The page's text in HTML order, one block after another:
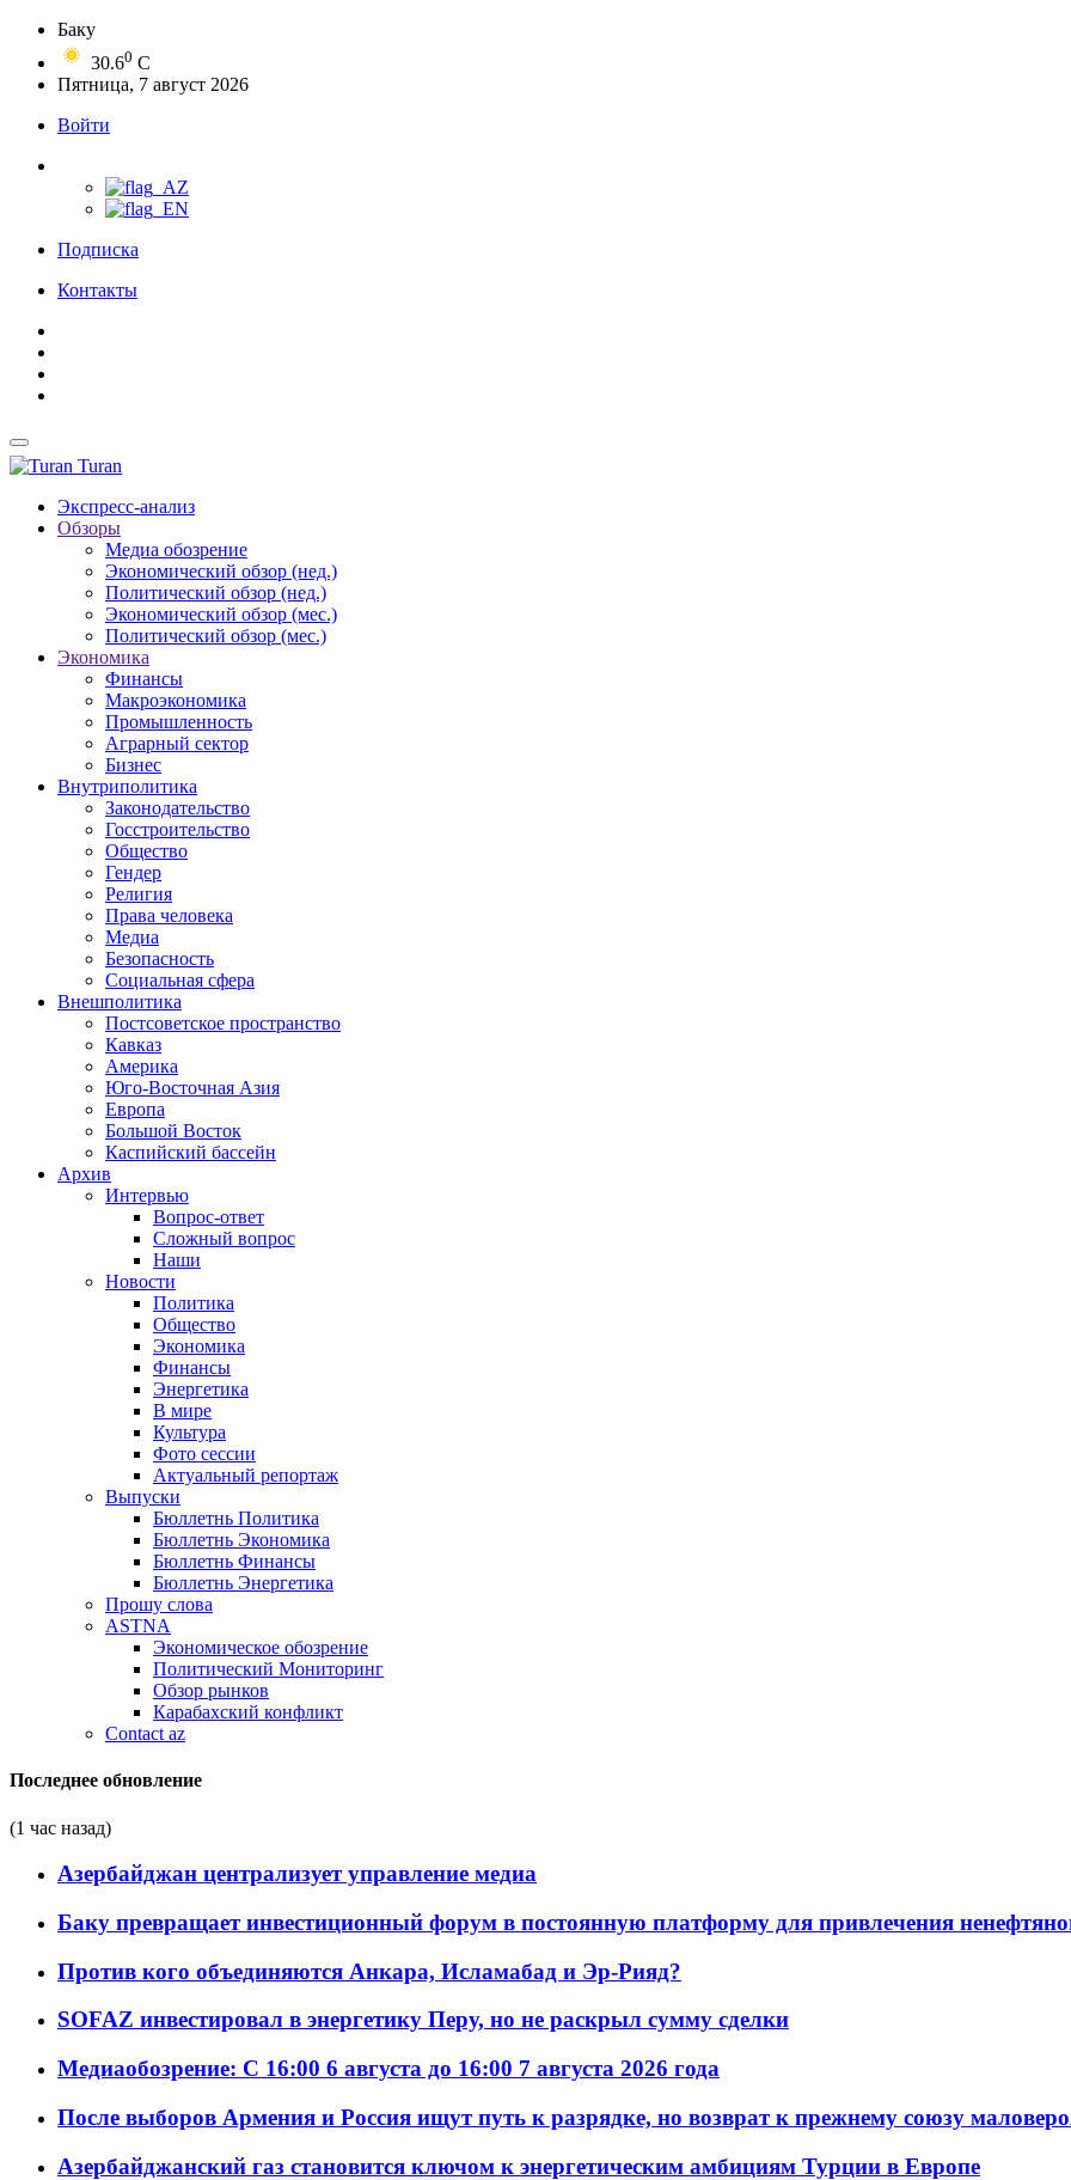
Баку
30.60 C
Пятница, 7 август 2026
Войти
Подписка
Контакты
Turan
Экспресс-анализ
Обзоры
Медиа обозрение
Экономический обзор (нед.)
Политический обзор (нед.)
Экономический обзор (мес.)
Политический обзор (мес.)
Экономика
Финансы
Макроэкономика
Промышленность
Аграрный сектор
Бизнес
Внутриполитика
Законодательство
Госстроительство
Общество
Гендер
Религия
Права человека
Медиа
Безопасность
Социальная сфера
Внешполитика
Постсоветское пространство
Кавказ
Америка
Юго-Восточная Азия
Европа
Большой Восток
Каспийский бассейн
Архив
Интервью
Вопрос-ответ
Сложный вопрос
Наши
Новости
Политика
Общество
Экономика
Финансы
Энергетика
В мире
Культура
Фото сессии
Актуальный репортаж
Выпуски
Бюллетнь Политика
Бюллетнь Экономика
Бюллетнь Финансы
Бюллетнь Энергетика
Прошу слова
ASTNA
Экономическое обозрение
Политический Мониторинг
Обзор рынков
Карабахский конфликт
Contact az
Последнее обновление
(1 час назад)
Азербайджан централизует управление медиа
Баку превращает инвестиционный форум в постоянную платформу для привлечения
Против кого объединяются Анкара, Исламабад и Эр-Рияд?
SOFAZ инвестировал в энергетику Перу, но не раскрыл сумму сделки
Медиаобозрение: С 16:00 6 августа до 16:00 7 августа 2026 года
После выборов Армения и Россия ищут путь к разрядке, но возврат к прежнему союзу
Азербайджанский газ становится ключом к энергетическим амбициям Турции в Европе